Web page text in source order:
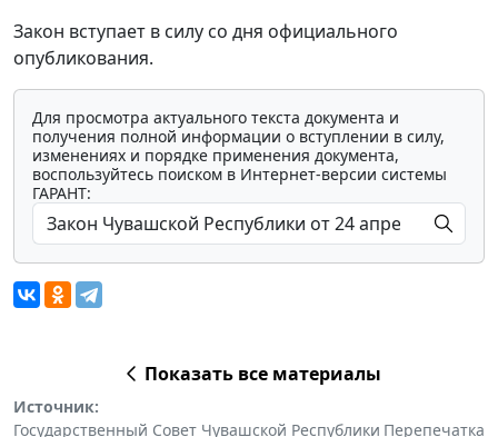
Закон вступает в силу со дня официального
опубликования.
Для просмотра актуального текста документа и
получения полной информации о вступлении в силу,
изменениях и порядке применения документа,
воспользуйтесь поиском в Интернет-версии системы
ГАРАНТ:
Показать все материалы
Источник:
Государственный Совет Чувашской Республики Перепечатка